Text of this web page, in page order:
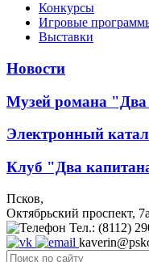
Конкурсы
Игровые
Выставки
Новости
Музей романа "Два
Электронный
Клуб "Два
Псков,
Октябрьский проспект, 7a
Тел.: (8112)